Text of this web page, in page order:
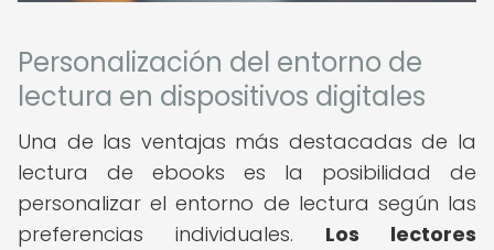
Personalización del entorno de
lectura en dispositivos digitales
Una de las ventajas más destacadas de la
lectura de ebooks es la posibilidad de
personalizar el entorno de lectura según las
preferencias individuales. Los lectores